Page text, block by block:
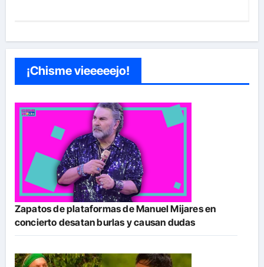
¡Chisme vieeeeejo!
Zapatos de plataformas de Manuel Mijares en
concierto desatan burlas y causan dudas